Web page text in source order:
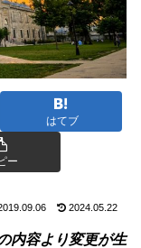
はてブ
ー
2024.05.22
内容より変更が生